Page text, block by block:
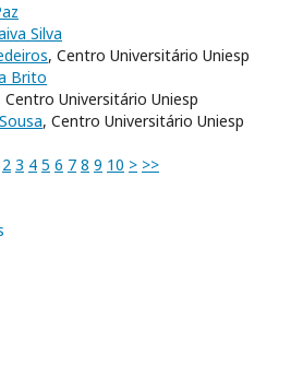
Silva
, Centro Universitário Uniesp
Brito
Centro Universitário Uniesp
, Centro Universitário Uniesp
2 3 4 5 6 7 8 9 10 > >>